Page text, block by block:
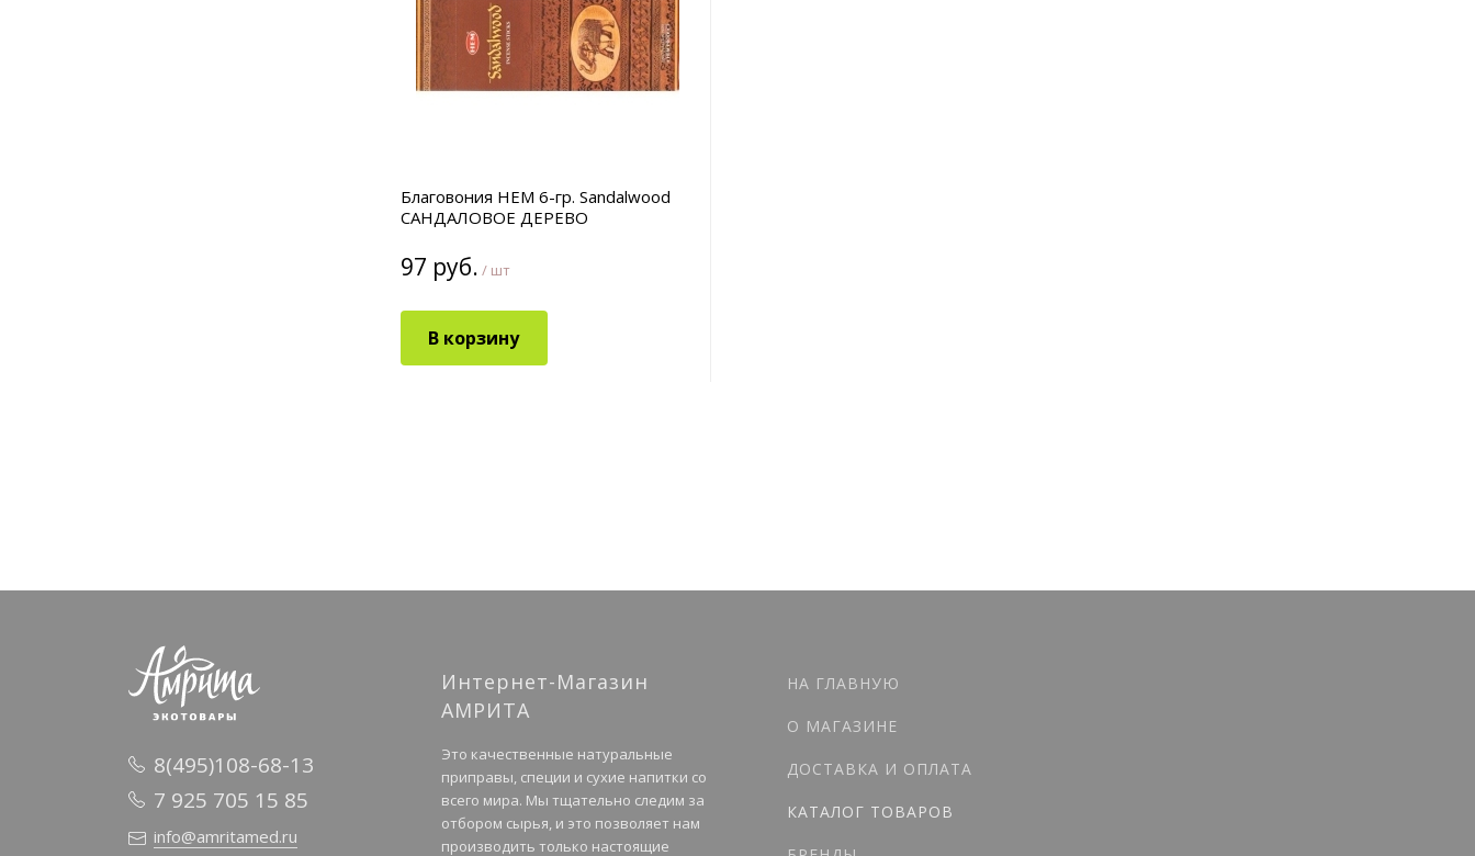
Благовония HEM 6-гр. Sandalwood
САНДАЛОВОЕ ДЕРЕВО
97 руб. / шт
В корзину
8(495)108-68-13
7 925 705 15 85
info@amritamed.ru
Интернет-Магазин
АМРИТА
Это качественные натуральные
приправы, специи и сухие напитки со
всего мира. Мы тщательно следим за
отбором сырья, и это позволяет нам
производить только настоящие
НА ГЛАВНУЮ
О МАГАЗИНЕ
ДОСТАВКА И ОПЛАТА
КАТАЛОГ ТОВАРОВ